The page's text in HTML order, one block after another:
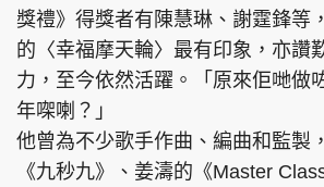
獎禮》得獎者有陳慧琳、謝霆鋒等
的〈幸福摩天輪〉最有印象，亦讚
力，至今依然活躍。「原來佢哋做
年㗎喇？」
他曾為不少歌手作曲、編曲和監製
《九秒九》、姜濤的《Master